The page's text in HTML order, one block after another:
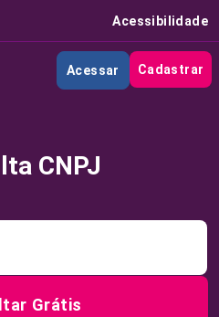
Acessibilidade
Acessar Cadastrar
CNPJ
Grátis